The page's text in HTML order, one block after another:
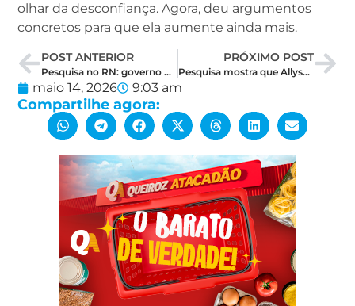
olhar da desconfiança. Agora, deu argumentos
concretos para que ela aumente ainda mais.
POST ANTERIOR
Pesquisa no RN: governo pode se decidir no primeiro turno e disputa ao Senado afunila entre três nomes
PRÓXIMO POST
Pesquisa mostra que Allyson tem 38,9% dos votos entre os eleitores de Lula, enquanto Cadu tem 12,5%
maio 14, 2026 9:03 am
Compartilhe agora: